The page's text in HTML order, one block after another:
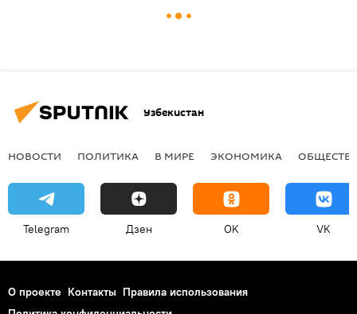
Узбекистан
НОВОСТИ ПОЛИТИКА В МИРЕ ЭКОНОМИКА
Telegram Дзен OK VK
О проекте Контакты Правила использования